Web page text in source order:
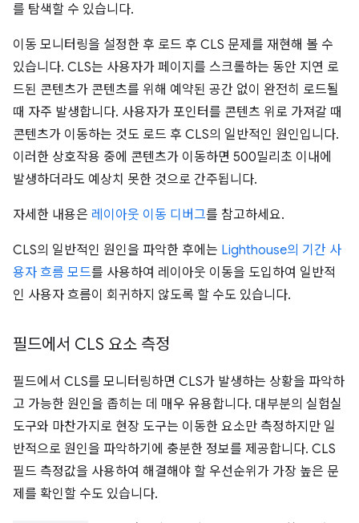
를 탐색할 수 있습니다.
이동 모니터링을 설정한 후 로드 후 CLS 문제를 재현해 볼 수
있습니다. CLS는 사용자가 페이지를 스크롤하는 동안 지연 로
드된 콘텐츠가 콘텐츠를 위해 예약된 공간 없이 완전히 로드될
때 자주 발생합니다. 사용자가 포인터를 콘텐츠 위로 가져갈 때
콘텐츠가 이동하는 것도 로드 후 CLS의 일반적인 원인입니다.
이러한 상호작용 중에 콘텐츠가 이동하면 500밀리초 이내에
발생하더라도 예상치 못한 것으로 간주됩니다.
자세한 내용은 레이아웃 이동 디버그를 참고하세요.
CLS의 일반적인 원인을 파악한 후에는 Lighthouse의 기간 사
용자 흐름 모드를 사용하여 레이아웃 이동을 도입하여 일반적
인 사용자 흐름이 회귀하지 않도록 할 수도 있습니다.
필드에서 CLS 요소 측정
필드에서 CLS를 모니터링하면 CLS가 발생하는 상황을 파악하
고 가능한 원인을 좁히는 데 매우 유용합니다. 대부분의 실험실
도구와 마찬가지로 현장 도구는 이동한 요소만 측정하지만 일
반적으로 원인을 파악하기에 충분한 정보를 제공합니다. CLS
필드 측정값을 사용하여 해결해야 할 우선순위가 가장 높은 문
제를 확인할 수도 있습니다.